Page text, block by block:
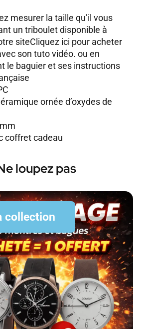
mesurer la taille qu’il vous
un triboulet disponible à
siteCliquez ici pour acheter
son tuto vidéo. ou en
le baguier et ses instructions
ornée d’oxydes de
coffret cadeau
loupez pas
collection